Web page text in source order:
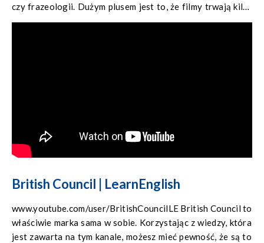
czy frazeologii. Dużym plusem jest to, że filmy trwają kilka
minut, więc bez problemu codziennie znajdziesz czas, by
British Council | LearnEnglish
www.youtube.com/user/BritishCouncilLE British Council to
właściwie marka sama w sobie. Korzystając z wiedzy, która
jest zawarta na tym kanale, możesz mieć pewność, że są to